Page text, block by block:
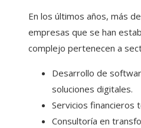
En los últimos años, más
empresas que se han
complejo pertenecen a
Desarrollo de
soluciones digitales.
Servicios financieros
Consultoría en